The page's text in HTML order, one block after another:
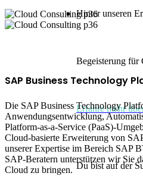
Hinter unseren
Begeisterung für
Erfahre mehr
Du bist auf der
SAP Business Technology
Die SAP Business Technology
Anwendungsentwicklung,
Platform-as-a-Service (PaaS)-
Cloud-basierte Erweiterung von
unserer Expertise im Bereich SAP
SAP-Beratern unterstützen wir Sie
Cloud zu bringen.